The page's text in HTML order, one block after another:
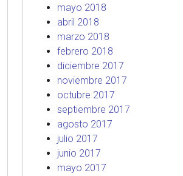
mayo 2018
abril 2018
marzo 2018
febrero 2018
diciembre 2017
noviembre 2017
octubre 2017
septiembre 2017
agosto 2017
julio 2017
junio 2017
mayo 2017